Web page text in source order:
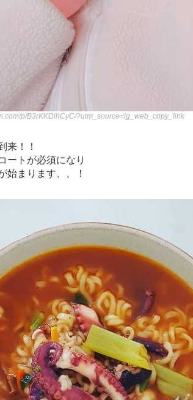
p/B3rKKDihCyC/?utm_source=ig_web_copy_link
来！！
ートが必須になり
始まります、、！